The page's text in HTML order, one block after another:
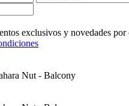
exclusivos y novedades por